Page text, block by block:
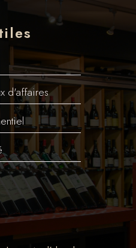
d'affaires